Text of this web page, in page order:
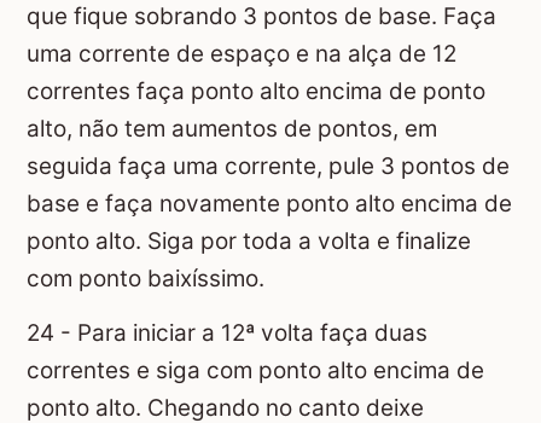
que fique sobrando 3 pontos de base. Faça
uma corrente de espaço e na alça de 12
correntes faça ponto alto encima de ponto
alto, não tem aumentos de pontos, em
seguida faça uma corrente, pule 3 pontos de
base e faça novamente ponto alto encima de
ponto alto. Siga por toda a volta e finalize
com ponto baixíssimo.
24 - Para iniciar a 12ª volta faça duas
correntes e siga com ponto alto encima de
ponto alto. Chegando no canto deixe